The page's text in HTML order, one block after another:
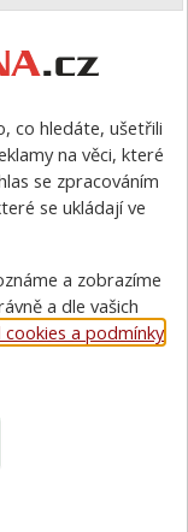
zkopírovat
jej do Vašeho
co hledáte, ušetřili
na věci, které
se zpracováním
se ukládají ve
a zobrazíme
a dle vašich
a podmínky